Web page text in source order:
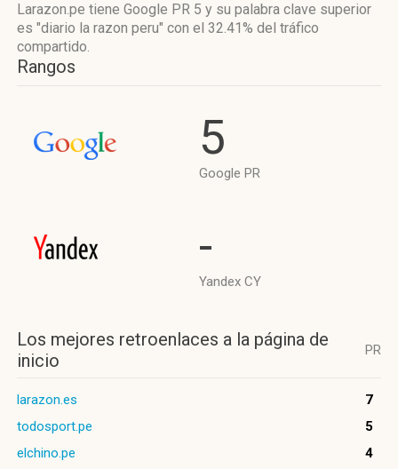
Larazon.pe tiene Google PR 5 y su palabra clave superior
es "diario la razon peru" con el 32.41% del tráfico
compartido.
Rangos
5
Google PR
-
Yandex CY
Los mejores retroenlaces a la página de
inicio
PR
larazon.es
7
todosport.pe
5
elchino.pe
4